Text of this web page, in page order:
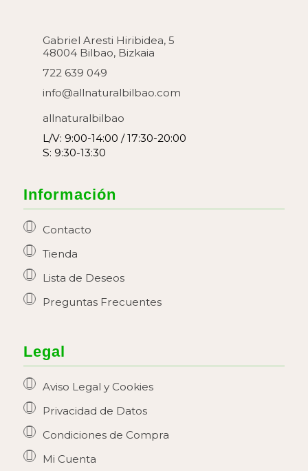
Gabriel Aresti Hiribidea, 5
48004 Bilbao, Bizkaia
722 639 049
info@allnaturalbilbao.com
allnaturalbilbao
L/V: 9:00-14:00 / 17:30-20:00
S: 9:30-13:30
Información
Contacto
Tienda
Lista de Deseos
Preguntas Frecuentes
Legal
Aviso Legal y Cookies
Privacidad de Datos
Condiciones de Compra
Mi Cuenta